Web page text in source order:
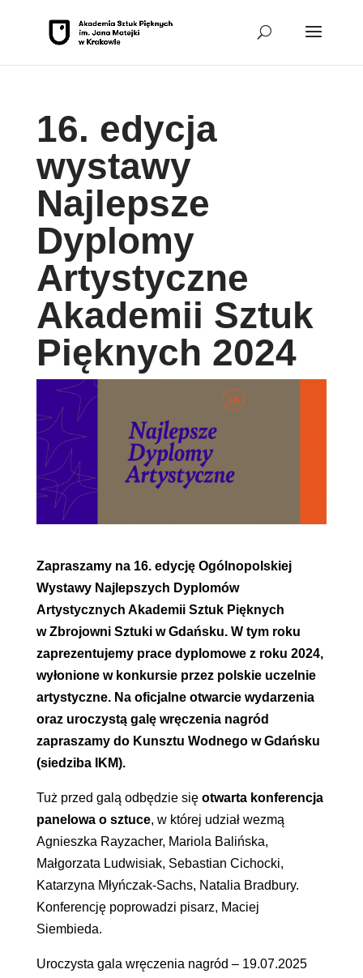
16. edycja
wystawy
Najlepsze
Dyplomy
Artystyczne
Akademii Sztuk
Pięknych 2024
Zapraszamy na 16. edycję Ogólnopolskiej
Wystawy Najlepszych Dyplomów
Artystycznych Akademii Sztuk Pięknych
w Zbrojowni Sztuki w Gdańsku. W tym roku
zaprezentujemy prace dyplomowe z roku 2024,
wyłonione w konkursie przez polskie uczelnie
artystyczne. Na oficjalne otwarcie wydarzenia
oraz uroczystą galę wręczenia nagród
zapraszamy do Kunsztu Wodnego w Gdańsku
(siedziba IKM).
Tuż przed galą odbędzie się otwarta konferencja
panelowa o sztuce, w której udział wezmą
Agnieszka Rayzacher, Mariola Balińska,
Małgorzata Ludwisiak, Sebastian Cichocki,
Katarzyna Młyńczak-Sachs, Natalia Bradbury.
Konferencję poprowadzi pisarz, Maciej
Siembieda.
Uroczysta gala wręczenia nagród – 19.07.2025